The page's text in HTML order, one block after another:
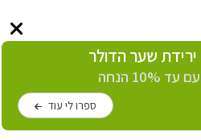
בזנזיבר
שער הדולר
הנחה
ספרו לי עוד